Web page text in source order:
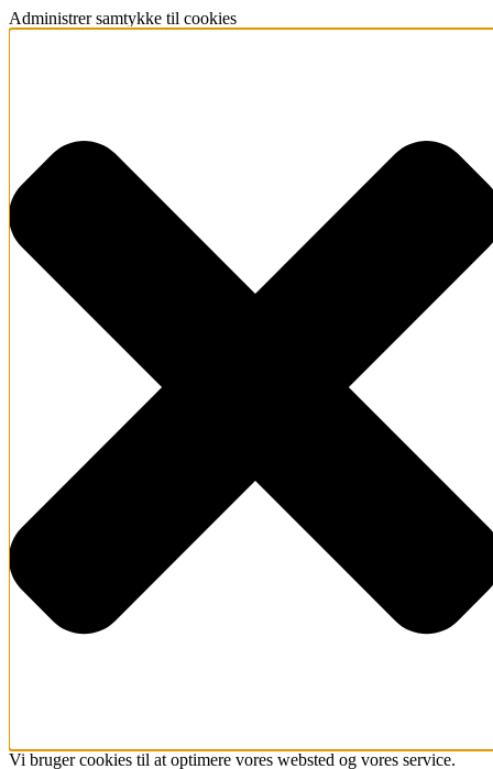
Administrer samtykke til cookies
Vi bruger cookies til at optimere vores websted og vores service.